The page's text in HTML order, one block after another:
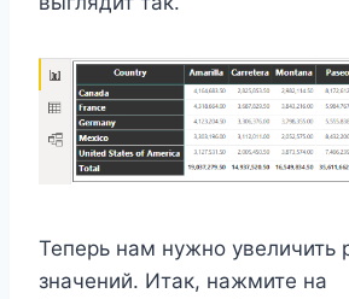
Теперь нам нужно увеличить
значений. Итак, нажмите на